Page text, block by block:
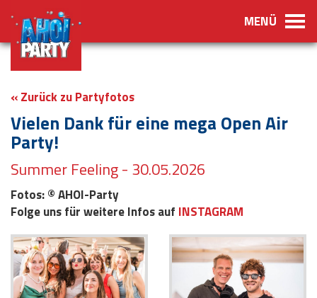
MENÜ
« Zurück zu Partyfotos
Vielen Dank für eine mega Open Air
Party!
Summer Feeling - 30.05.2026
Fotos: © AHOI-Party
Folge uns für weitere Infos auf INSTAGRAM